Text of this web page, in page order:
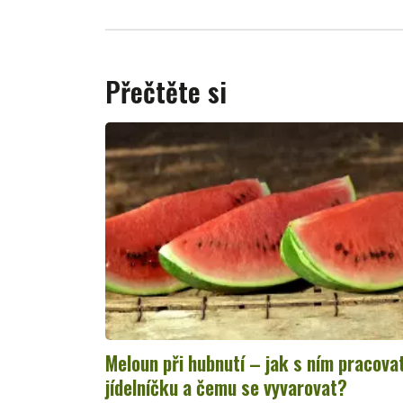
Přečtěte si
Meloun při hubnutí – jak s ním
jídelníčku a čemu se vyvarovat?